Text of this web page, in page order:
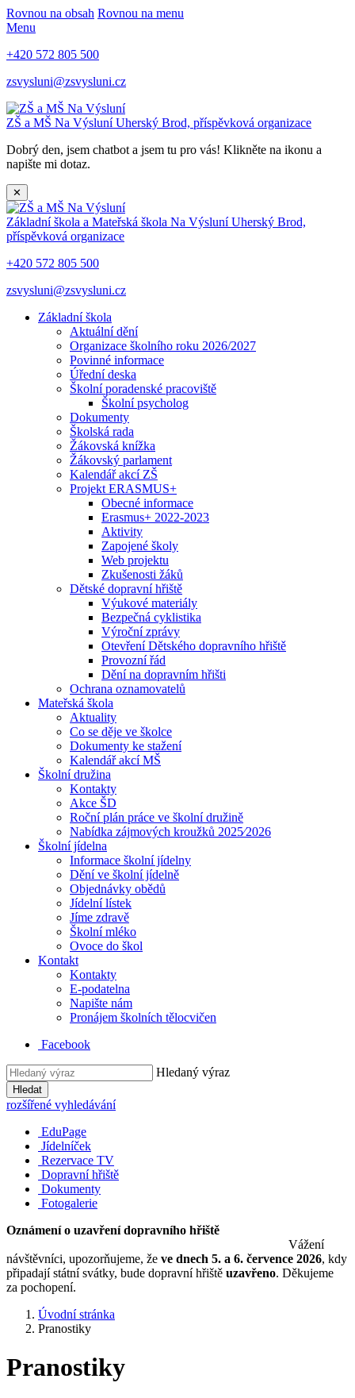
Rovnou na obsah Rovnou na menu
Menu
+420 572 805 500
zsvysluni@zsvysluni.cz
ZŠ a MŠ Na VýsluníUherský Brod, příspěvková organizace
Dobrý den, jsem chatbot a jsem tu pro vás! Klikněte na ikonu a
napište mi dotaz.
✕
Základní škola a Mateřská škola Na VýsluníUherský Brod,
příspěvková organizace
+420 572 805 500
zsvysluni@zsvysluni.cz
Základní škola
Aktuální dění
Organizace školního roku 2026/2027
Povinné informace
Úřední deska
Školní poradenské pracoviště
Školní psycholog
Dokumenty
Školská rada
Žákovská knížka
Žákovský parlament
Kalendář akcí ZŠ
Projekt ERASMUS+
Obecné informace
Erasmus+ 2022-2023
Aktivity
Zapojené školy
Web projektu
Zkušenosti žáků
Dětské dopravní hřiště
Výukové materiály
Bezpečná cyklistika
Výroční zprávy
Otevření Dětského dopravního hřiště
Provozní řád
Dění na dopravním hřišti
Ochrana oznamovatelů
Mateřská škola
Aktuality
Co se děje ve školce
Dokumenty ke stažení
Kalendář akcí MŠ
Školní družina
Kontakty
Akce ŠD
Roční plán práce ve školní družině
Nabídka zájmových kroužků 2025⁄2026
Školní jídelna
Informace školní jídelny
Dění ve školní jídelně
Objednávky obědů
Jídelní lístek
Jíme zdravě
Školní mléko
Ovoce do škol
Kontakt
Kontakty
E-podatelna
Napište nám
Pronájem školních tělocvičen
Facebook
Hledaný výraz
Hledat
rozšířené vyhledávání
EduPage
Jídelníček
Rezervace TV
Dopravní hřiště
Dokumenty
Fotogalerie
Oznámení o uzavření dopravního hřiště
Vážení
návštěvníci, upozorňujeme, že ve dnech 5. a 6. července 2026, kdy
připadají státní svátky, bude dopravní hřiště uzavřeno. Děkujeme
za pochopení.
Úvodní stránka
Pranostiky
Pranostiky